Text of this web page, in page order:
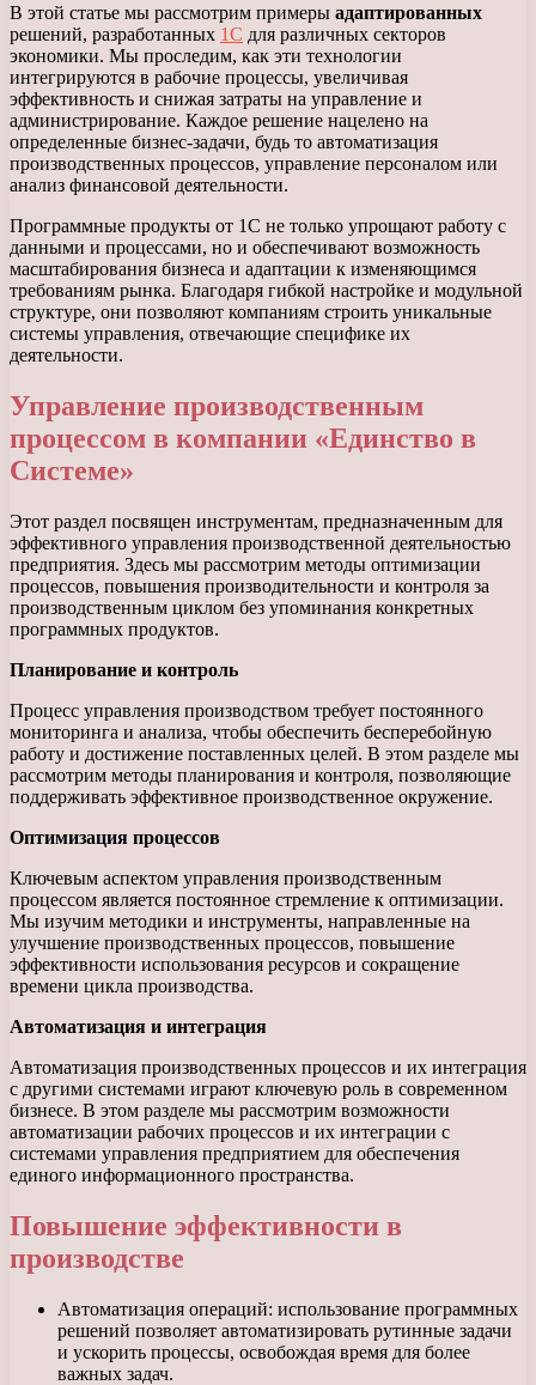
В этой статье мы рассмотрим примеры адаптированных
решений, разработанных 1С для различных секторов
экономики. Мы проследим, как эти технологии
интегрируются в рабочие процессы, увеличивая
эффективность и снижая затраты на управление и
администрирование. Каждое решение нацелено на
определенные бизнес-задачи, будь то автоматизация
производственных процессов, управление персоналом или
анализ финансовой деятельности.
Программные продукты от 1С не только упрощают работу с
данными и процессами, но и обеспечивают возможность
масштабирования бизнеса и адаптации к изменяющимся
требованиям рынка. Благодаря гибкой настройке и модульной
структуре, они позволяют компаниям строить уникальные
системы управления, отвечающие специфике их
деятельности.
Управление производственным
процессом в компании «Единство в
Системе»
Этот раздел посвящен инструментам, предназначенным для
эффективного управления производственной деятельностью
предприятия. Здесь мы рассмотрим методы оптимизации
процессов, повышения производительности и контроля за
производственным циклом без упоминания конкретных
программных продуктов.
Планирование и контроль
Процесс управления производством требует постоянного
мониторинга и анализа, чтобы обеспечить бесперебойную
работу и достижение поставленных целей. В этом разделе мы
рассмотрим методы планирования и контроля, позволяющие
поддерживать эффективное производственное окружение.
Оптимизация процессов
Ключевым аспектом управления производственным
процессом является постоянное стремление к оптимизации.
Мы изучим методики и инструменты, направленные на
улучшение производственных процессов, повышение
эффективности использования ресурсов и сокращение
времени цикла производства.
Автоматизация и интеграция
Автоматизация производственных процессов и их интеграция
с другими системами играют ключевую роль в современном
бизнесе. В этом разделе мы рассмотрим возможности
автоматизации рабочих процессов и их интеграции с
системами управления предприятием для обеспечения
единого информационного пространства.
Повышение эффективности в
производстве
Автоматизация операций: использование программных
решений позволяет автоматизировать рутинные задачи
и ускорить процессы, освобождая время для более
важных задач.